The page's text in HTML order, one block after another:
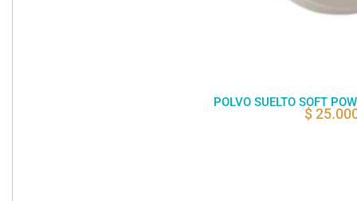
POLVO SUELTO SOFT
$